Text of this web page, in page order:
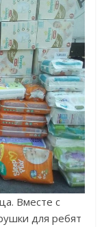
Вместе с
для ребят